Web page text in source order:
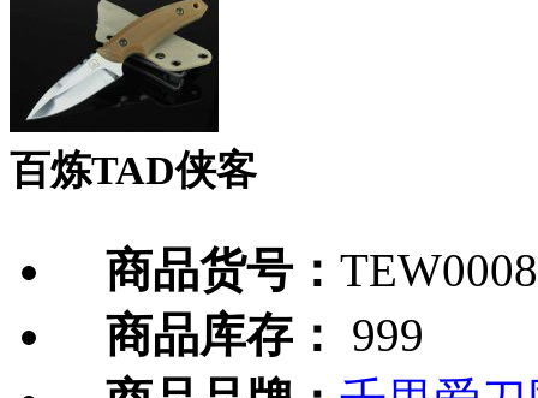
百炼TAD侠客
商品货号：
商品库存：
999